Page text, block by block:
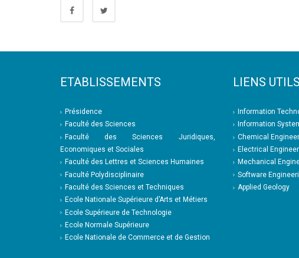
ETABLISSEMENTS
Présidence
Faculté des Sciences
Faculté des Sciences Juridiques,
Economiques et Sociales
Faculté des Lettres et Sciences Humaines
Faculté Polydisciplinaire
Faculté des Sciences et Techniques
Ecole Nationale Supérieure d’Arts et Métiers
Ecole Supérieure de Technologie
Ecole Normale Supérieure
Ecole Nationale de Commerce et de Gestion
LIENS UTILS
Information
Information
Chemical
Electrical
Mechanical
Software
Applied Geology